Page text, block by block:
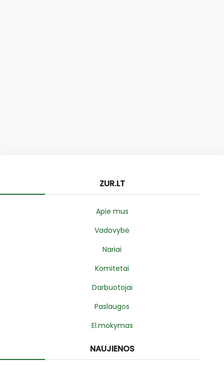
ZUR.LT
Apie mus
Vadovybė
Nariai
Komitetai
Darbuotojai
Paslaugos
El.mokymas
NAUJIENOS